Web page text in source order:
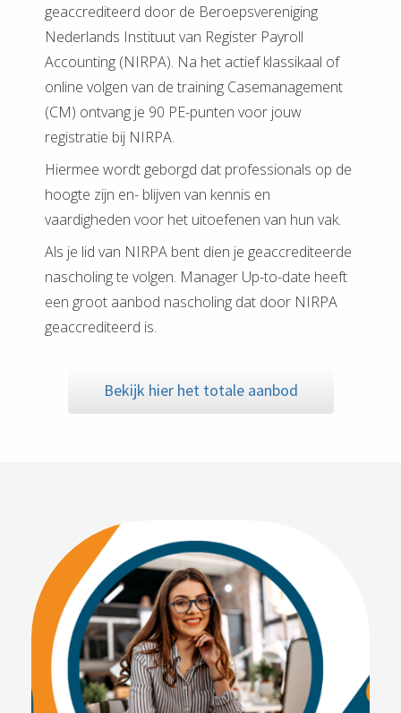
geaccrediteerd door de Beroepsvereniging
Nederlands Instituut van Register Payroll
Accounting (NIRPA). Na het actief klassikaal of
online volgen van de training Casemanagement
(CM) ontvang je 90 PE-punten voor jouw
registratie bij NIRPA.
Hiermee wordt geborgd dat professionals op de
hoogte zijn en- blijven van kennis en
vaardigheden voor het uitoefenen van hun vak.
Als je lid van NIRPA bent dien je geaccrediteerde
nascholing te volgen. Manager Up-to-date heeft
een groot aanbod nascholing dat door NIRPA
geaccrediteerd is.
Bekijk hier het totale aanbod